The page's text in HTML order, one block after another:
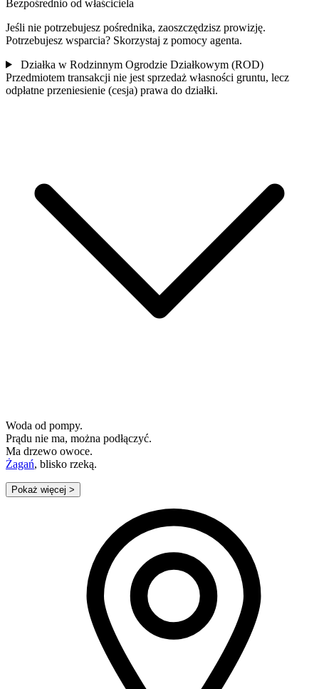
Bezpośrednio od właściciela
Jeśli nie potrzebujesz pośrednika, zaoszczędzisz prowizję.
Potrzebujesz wsparcia? Skorzystaj z pomocy agenta.
Działka w Rodzinnym Ogrodzie Działkowym (ROD)
Przedmiotem transakcji nie jest sprzedaż własności gruntu, lecz
odpłatne przeniesienie (cesja) prawa do działki.
Woda od pompy.
Prądu nie ma, można podłączyć.
Ma drzewo owoce.
Żagań, blisko rzeką.
Pokaż więcej >